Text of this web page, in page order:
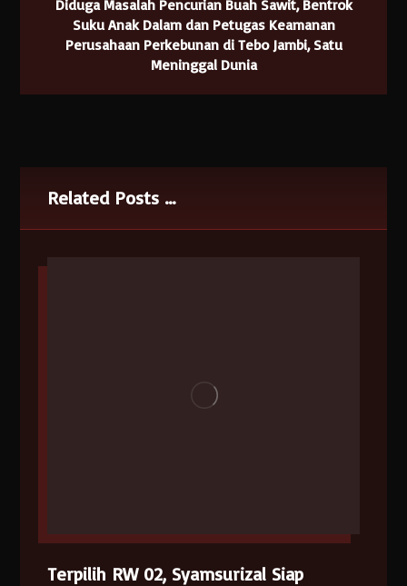
Diduga Masalah Pencurian Buah Sawit, Bentrok
Suku Anak Dalam dan Petugas Keamanan
Perusahaan Perkebunan di Tebo Jambi, Satu
Meninggal Dunia
Related Posts ...
Terpilih RW 02, Syamsurizal Siap